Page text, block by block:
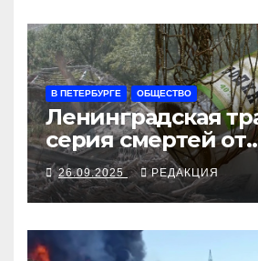
В ПЕТЕРБУРГЕ ОБЩЕСТВО
Ленинградская
серия смертей от
алкосуррогата
26.09.2025 РЕДАКЦИЯ